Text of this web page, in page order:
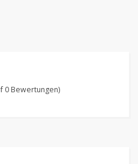
0 Bewertungen)